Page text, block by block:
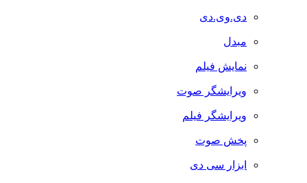
دی.وی.دی
مبدل
نمایش فیلم
ویرایشگر صوت
ویرایشگر فیلم
پخش صوت
ابزار سی دی